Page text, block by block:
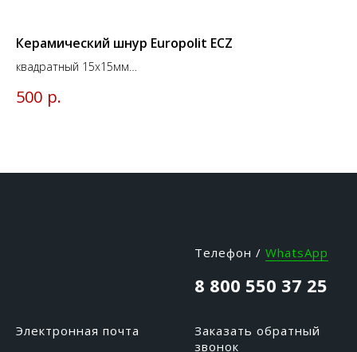
Керамический шнур Europolit ECZ
квадратный 15х15мм
500 р.
Телефон / WhatsApp
8 800 550 37 25
Электронная почта
Заказать обратный
звонок